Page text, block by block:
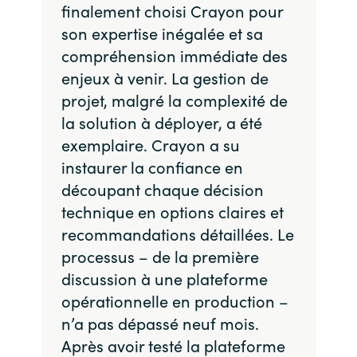
finalement choisi Crayon pour
son expertise inégalée et sa
compréhension immédiate des
enjeux à venir. La gestion de
projet, malgré la complexité de
la solution à déployer, a été
exemplaire. Crayon a su
instaurer la confiance en
découpant chaque décision
technique en options claires et
recommandations détaillées. Le
processus – de la première
discussion à une plateforme
opérationnelle en production –
n’a pas dépassé neuf mois.
Après avoir testé la plateforme